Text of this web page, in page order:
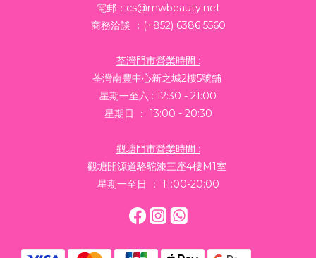
電郵：cs@mwbeauty.net
商務洽談 ：(+852) 6386 5560
荃灣門市營業時間 :
荃灣南豐中心新之城2樓5號舖
星期一至六 : 12:30 - 21:00
星期日 ： 13:00 - 20:30
觀塘門市營業時間 :
觀塘開源道駱駝漆三座4樓M1室
星期一至日 ： 11:00-20:00